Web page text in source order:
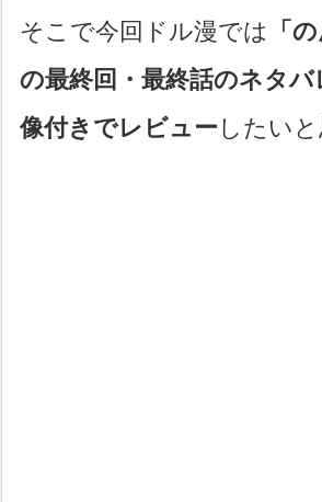
そこで今回ドル漫では
「
の最終回・最終話のネタ
像付きでレビュー したいと